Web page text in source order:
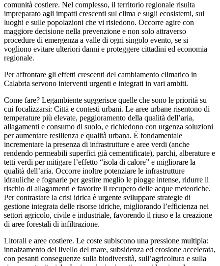
comunità costiere. Nel complesso, il territorio regionale risulta
impreparato agli impatti crescenti sul clima e sugli ecosistemi, sui
luoghi e sulle popolazioni che vi risiedono. Occorre agire con
maggiore decisione nella prevenzione e non solo attraverso
procedure di emergenza a valle di ogni singolo evento, se si
vogliono evitare ulteriori danni e proteggere cittadini ed economia
regionale.
Per affrontare gli effetti crescenti del cambiamento climatico in
Calabria servono interventi urgenti e integrati in vari ambiti.
Come fare? Legambiente suggerisce quelle che sono le priorità su
cui focalizzarsi: Città e contesti urbani. Le aree urbane risentono di
temperature più elevate, peggioramento della qualità dell’aria,
allagamenti e consumo di suolo, e richiedono con urgenza soluzioni
per aumentare resilienza e qualità urbana. È fondamentale
incrementare la presenza di infrastrutture e aree verdi (anche
rendendo permeabili superfici già cementificate), parchi, alberature e
tetti verdi per mitigare l’effetto “isola di calore” e migliorare la
qualità dell’aria. Occorre inoltre potenziare le infrastrutture
idrauliche e fognarie per gestire meglio le piogge intense, ridurre il
rischio di allagamenti e favorire il recupero delle acque meteoriche.
Per contrastare la crisi idrica è urgente sviluppare strategie di
gestione integrata delle risorse idriche, migliorando l’efficienza nei
settori agricolo, civile e industriale, favorendo il riuso e la creazione
di aree forestali di infiltrazione.
Litorali e aree costiere. Le coste subiscono una pressione multipla:
innalzamento del livello del mare, subsidenza ed erosione accelerata,
con pesanti conseguenze sulla biodiversità, sull’agricoltura e sulla